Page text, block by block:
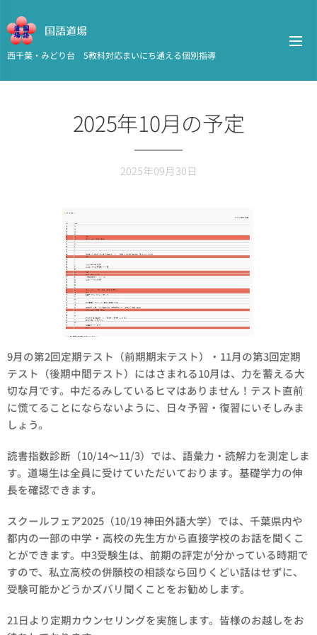
国語道場
西千葉・みどり台 5教科対応まいにち通える個別指導
2025年10月の予定
2025年09月30日
9月の第2回定期テスト（前期期末テスト）・11月の第3回定期
テスト（後期中間テスト）にはさまれる10月は、力を蓄える大
切な月です。中だるみしているヒマはありません！テスト直前
に慌てることにならないように、日々予習・復習にいそしみま
しょう。
読書指数診断（10/14～11/3）では、語彙力・読解力を測定しま
す。道場生は全員に受けていただいております。基礎学力の伸
長を確認できます。
スクールフェア2025（10/19 神田外語大学）では、千葉県内や
都内の一部の中学・高校の先生方から直接学校のお話を聞くこ
とができます。中3受験生は、前期の評定が分かっている時期で
すので、私立高校の併願校の相談なら回りくどい話はせずに、
受験可能かどうかズバリ聞くことをお勧めします。
21日より定期カウンセリングを実施します。皆様のお越しをお